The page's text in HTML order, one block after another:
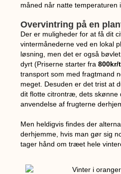
måned når natte temperaturen
Overvintring på en
Der er muligheder for at få dit
vintermånederne ved en lokal
løsning, men det er også
dyrt (Priserne starter fra
transport som med fragtmand
meget. Desuden er det trist at
dit flotte citrontræ, dets skønne
anvendelse af frugterne
Men heldigvis findes der
derhjemme, hvis man gør sig
tager hånd om træet hele